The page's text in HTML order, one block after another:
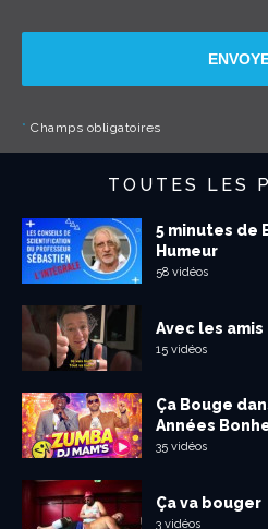
* Champs obligatoires
TOUTES LES
5 minutes de
Humeur
58 vidéos
Avec les amis
15 vidéos
Ça Bouge
Années
35 vidéos
Ça va bouger
3 vidéos